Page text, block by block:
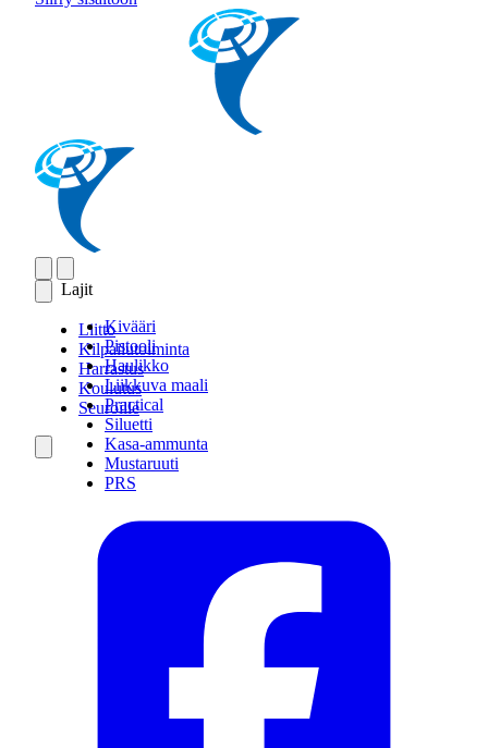
Lajit
Kivääri
Pistooli
Haulikko
Liikkuva maali
Practical
Siluetti
Kasa-ammunta
Mustaruuti
PRS
Liitto
Kilpailutoiminta
Harrastus
Koulutus
Seuroille